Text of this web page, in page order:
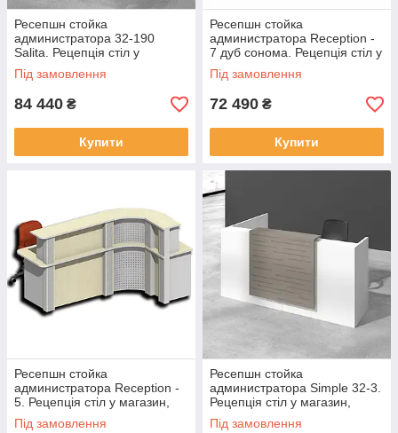
Ресепшн стойка
администратора 32-190
Salita. Рецепція стіл у
магазин, офіс, салон
Під замовлення
84 440 ₴
Купити
Ресепшн стойка
администратора Reception -
7 дуб сонома. Рецепція стіл у
магазин, офіс, салон
Під замовлення
72 490 ₴
Купити
Ресепшн стойка
администратора Reception -
5. Рецепція стіл у магазин,
офіс, салон
Під замовлення
Ресепшн стойка
администратора Simple 32-3.
Рецепція стіл у магазин,
офіс, салон
Під замовлення